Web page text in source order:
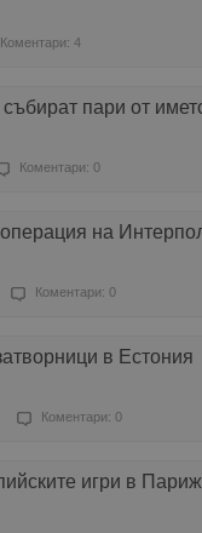
Коментари: 4
пари от
Коментари: 0
на
Коментари: 0
в Естония
Коментари: 0
игри в Париж